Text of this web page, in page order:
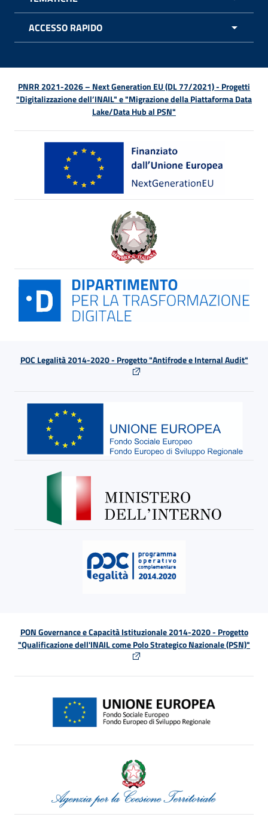
ACCESSO RAPIDO
PNRR 2021-2026 – Next Generation EU (DL 77/2021) - Progetti
"Digitalizzazione dell’INAIL" e "Migrazione della Piattaforma Data
Lake/Data Hub al PSN"
POC Legalità 2014-2020 - Progetto "Antifrode e Internal Audit"
PON Governance e Capacità Istituzionale 2014-2020 - Progetto
"Qualificazione dell'INAIL come Polo Strategico Nazionale (PSN)"